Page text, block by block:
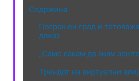
Содржина
Погрешен град и
доказ
„Само сакам да знам
Трендот на виртуелни